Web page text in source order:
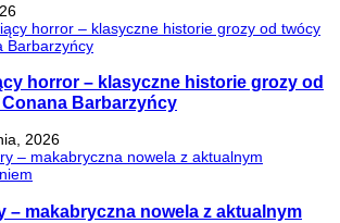
horror – klasyczne historie grozy od
Barbarzyńcy
2026
– makabryczna nowela z aktualnym